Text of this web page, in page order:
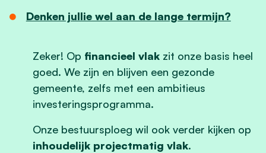
Denken jullie wel aan de lange termijn?
Zeker! Op financieel vlak zit onze basis heel
goed. We zijn en blijven een gezonde
gemeente, zelfs met een ambitieus
investeringsprogramma.
Onze bestuursploeg wil ook verder kijken op
inhoudelijk projectmatig vlak.